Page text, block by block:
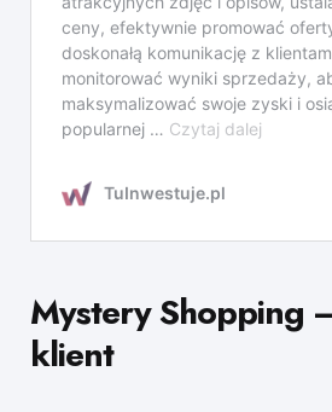
Mystery Shopping
klient